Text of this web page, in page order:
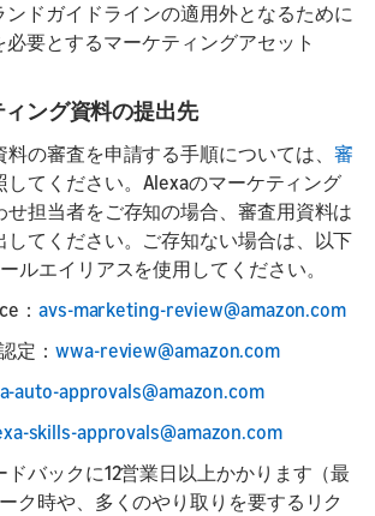
ンドガイドラインの適用外となるために
要とするマーケティングアセット
ング資料の提出先
の審査を申請する手順については、 審
してください。Alexaのマーケティング
せ担当者をご存知の場合、審査用資料は
してください。ご存知ない場合は、以下
ルエイリアスを使用してください。
：avs-marketing-review@amazon.com
定：wwa-review@amazon.com
auto-approvals@amazon.com
skills-approvals@amazon.com
バックに12営業日以上かかります（最
ク時や、多くのやり取りを要するリク